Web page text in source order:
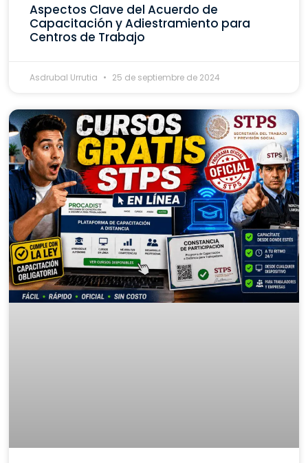
Aspectos Clave del Acuerdo de
Capacitación y Adiestramiento para
Centros de Trabajo
Asdrubal Urrutia 25 de septiembre de 2024